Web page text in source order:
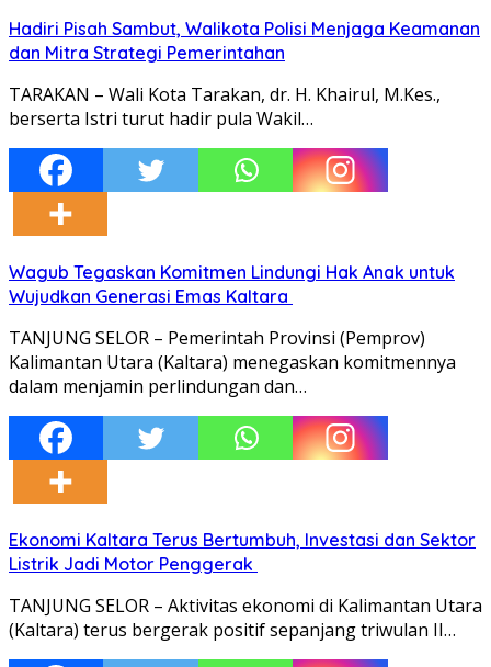
Hadiri Pisah Sambut, Walikota Polisi Menjaga Keamanan
dan Mitra Strategi Pemerintahan
TARAKAN – Wali Kota Tarakan, dr. H. Khairul, M.Kes.,
berserta Istri turut hadir pula Wakil…
Wagub Tegaskan Komitmen Lindungi Hak Anak untuk
Wujudkan Generasi Emas Kaltara
TANJUNG SELOR – Pemerintah Provinsi (Pemprov)
Kalimantan Utara (Kaltara) menegaskan komitmennya
dalam menjamin perlindungan dan…
Ekonomi Kaltara Terus Bertumbuh, Investasi dan Sektor
Listrik Jadi Motor Penggerak
TANJUNG SELOR – Aktivitas ekonomi di Kalimantan Utara
(Kaltara) terus bergerak positif sepanjang triwulan II…